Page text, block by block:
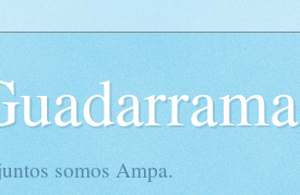
somos Ampa.